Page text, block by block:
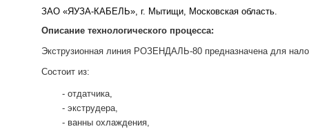
ЗАО «ЯУЗА-КАБЕЛЬ», г. Мытищи, Московская область.
Описание технологического процесса:
Экструзионная линия РОЗЕНДАЛЬ-80 предназначена для
Состоит из:
отдатчика,
экструдера,
ванны охлаждения,